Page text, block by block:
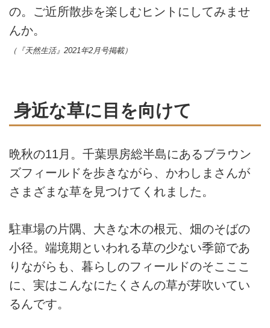
の。ご近所散歩を楽しむヒントにしてみませ
んか。
（『天然生活』2021年2月号掲載）
身近な草に目を向けて
晩秋の11月。千葉県房総半島にあるブラウン
ズフィールドを歩きながら、かわしまさんが
さまざまな草を見つけてくれました。
駐車場の片隅、大きな木の根元、畑のそばの
小径。端境期といわれる草の少ない季節であ
りながらも、暮らしのフィールドのそこここ
に、実はこんなにたくさんの草が芽吹いてい
るんです。